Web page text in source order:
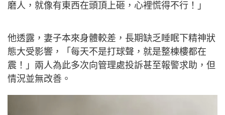
磨人，就像有東西在頭頂上砸，心裡慌得不行！」
他透露，妻子本來身體較差，長期缺乏睡眠下精神狀
態大受影響，「每天不是打球聲，就是整棟樓都在
震！」兩人為此多次向管理處投訴甚至報警求助，但
情況並無改善。